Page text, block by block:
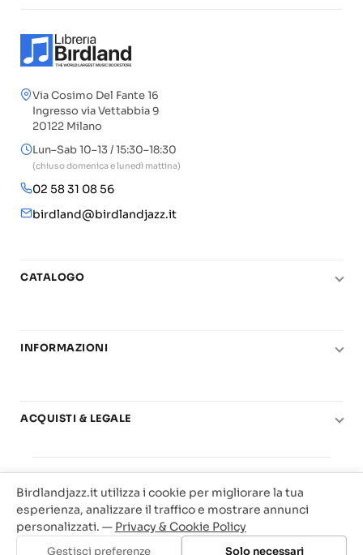
Via Cosimo Del Fante 16
Ingresso via Vettabbia 9
20122 Milano
Lun–Sab 10–13 / 15:30–18:30
(chiuso domenica e lunedì mattina)
02 58 31 08 56
birdland@birdlandjazz.it
CATALOGO
Chitarra
Basi play-along
Offerte
INFORMAZIONI
Carta del Docente
ACQUISTI & LEGALE
Privacy & Cookie
Traccia il tuo ordine
Birdland Milano. P.Iva 12093700156
Web Agency Milano
Birdlandjazz.it utilizza i cookie per migliorare la tua
esperienza, analizzare il traffico e mostrare annunci
personalizzati. — Privacy & Cookie Policy
Gestisci preferenze Solo necessari